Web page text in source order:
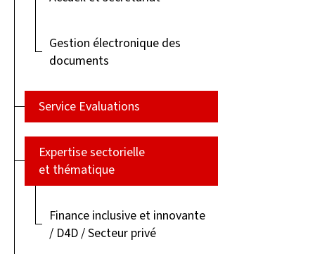
Gestion électronique des
documents
Service Evaluations
Expertise sectorielle
et thématique
Finance inclusive et innovante
/ D4D / Secteur privé